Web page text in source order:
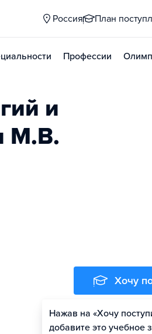
Россия План
Профессии
и
М.В.
Хочу
Нажав на «Хочу
добавите это учебное
Оценить